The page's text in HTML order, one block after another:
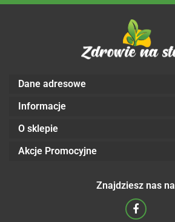
Dane adresowe
Informacje
O sklepie
Akcje Promocyjne
Znajdziesz nas na